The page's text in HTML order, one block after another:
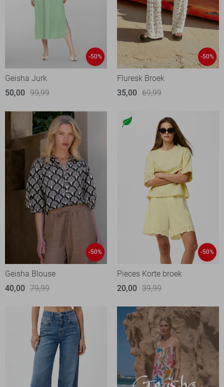
-50%
Geisha Jurk
50,00 99,99
-50%
Fluresk Broek
35,00 69,99
-50%
Geisha Blouse
40,00 79,99
-50%
Pieces Korte broek
20,00 39,99